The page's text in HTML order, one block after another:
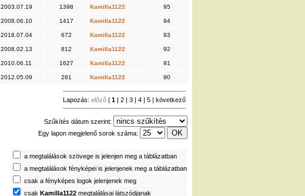
2003.07.19 1398 Kamilla1122 95
2008.06.10 1417 Kamilla1122 94
2018.07.04 672 Kamilla1122 93
2008.02.13 812 Kamilla1122 92
2010.06.11 1627 Kamilla1122 91
2012.05.09 281 Kamilla1122 90
Lapozás: előző | 1 | 2 | 3 | 4 | 5 | következő
Szűkítés dátum szerint:
Egy lapon megjelenő sorok száma:
a megtalálások szövege is jelenjen meg a táblázatban
a megtalálások fényképei is jelenjenek meg a táblázatban
csak a fényképes logok jelenjenek meg
csak Kamilla1122 megtalálásai látszódjanak